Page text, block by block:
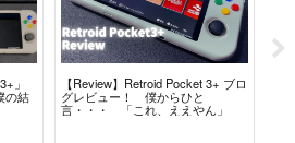
」
の結
【Review】Retroid Pocket 3+ ブロ
グレビュー！ 僕からひと
言・・・ 「これ、ええやん」